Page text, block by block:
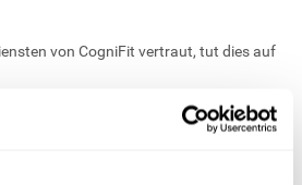
von CogniFit vertraut, tut dies auf
und präzise Information über die
bestätigen, repräsentieren und